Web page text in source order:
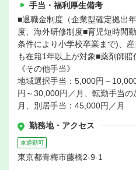
手当・福利厚生備考
■退職金制度（企業型確定拠出
度、海外研修制度■育児短時間
条件により小学校卒業まで)、
も在籍1年以上が対象■薬剤師賠
《その他手当》
地域選択手当：5,000円～
円～30,000円／月、転勤手当
月、別居手当：45,000円／月
勤務地・アクセス
車通勤可
東京都青梅市藤橋2-9-1